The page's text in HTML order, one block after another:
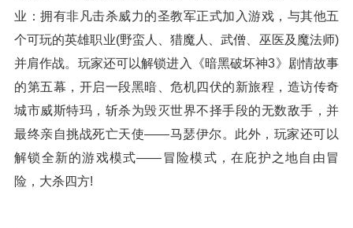
业：拥有非凡击杀威力的圣教军正式加入游戏，与其他五
个可玩的英雄职业(野蛮人、猎魔人、武僧、巫医及魔法师)
并肩作战。玩家还可以解锁进入《暗黑破坏神3》剧情故事
的第五幕，开启一段黑暗、危机四伏的新旅程，造访传奇
城市威斯特玛，斩杀为毁灭世界不择手段的无数敌手，并
最终亲自挑战死亡天使——马瑟伊尔。此外，玩家还可以
解锁全新的游戏模式——冒险模式，在庇护之地自由冒
险，大杀四方!